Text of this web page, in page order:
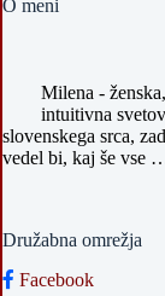
O meni
Milena -
intuitivna
slovenskega srca,
vedel bi, kaj še vse
Družabna omrežja
Facebook